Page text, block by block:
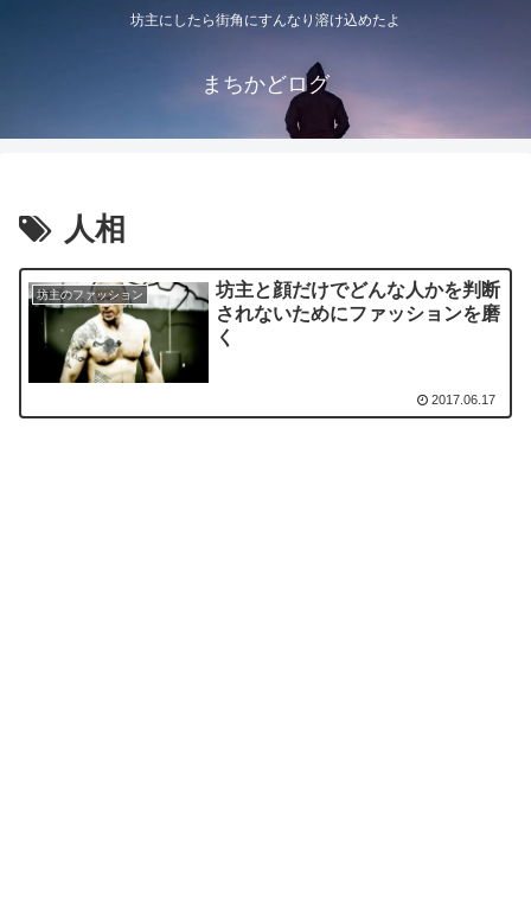
坊主にしたら街角にすんなり溶け込めたよ
まちかどログ
人相
坊主のファッション
坊主と顔だけでどんな人かを判断
されないためにファッションを磨
く
2017.06.17